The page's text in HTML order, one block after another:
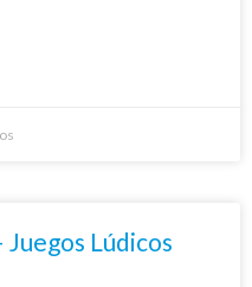
Lúdicos